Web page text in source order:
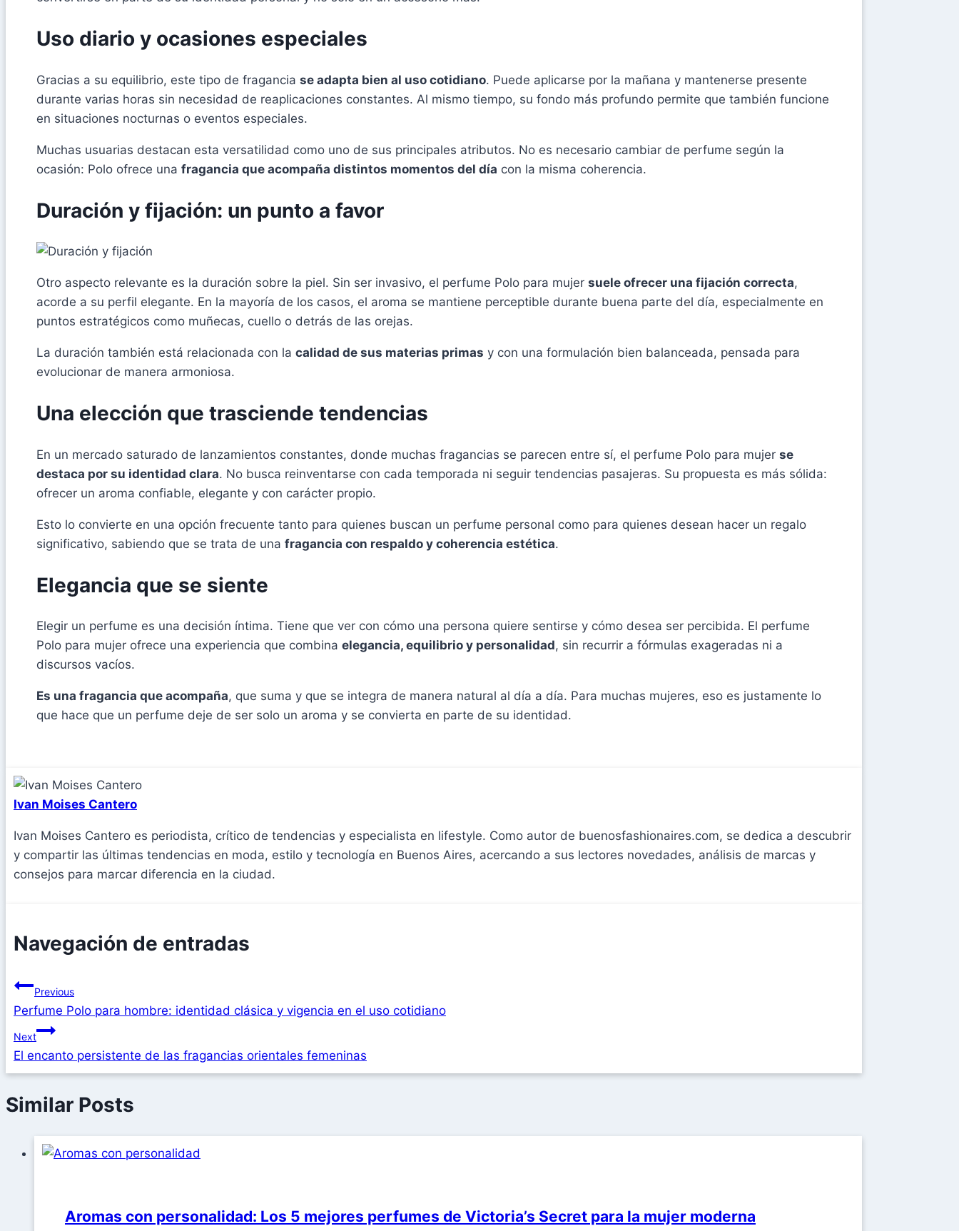
Uso diario y ocasiones especiales
Gracias a su equilibrio, este tipo de fragancia se adapta bien al uso cotidiano. Puede aplicarse por la mañana y mantenerse presente
durante varias horas sin necesidad de reaplicaciones constantes. Al mismo tiempo, su fondo más profundo permite que también funcione
en situaciones nocturnas o eventos especiales.
Muchas usuarias destacan esta versatilidad como uno de sus principales atributos. No es necesario cambiar de perfume según la
ocasión: Polo ofrece una fragancia que acompaña distintos momentos del día con la misma coherencia.
Duración y fijación: un punto a favor
Otro aspecto relevante es la duración sobre la piel. Sin ser invasivo, el perfume Polo para mujer suele ofrecer una fijación correcta,
acorde a su perfil elegante. En la mayoría de los casos, el aroma se mantiene perceptible durante buena parte del día, especialmente en
puntos estratégicos como muñecas, cuello o detrás de las orejas.
La duración también está relacionada con la calidad de sus materias primas y con una formulación bien balanceada, pensada para
evolucionar de manera armoniosa.
Una elección que trasciende tendencias
En un mercado saturado de lanzamientos constantes, donde muchas fragancias se parecen entre sí, el perfume Polo para mujer se
destaca por su identidad clara. No busca reinventarse con cada temporada ni seguir tendencias pasajeras. Su propuesta es más sólida:
ofrecer un aroma confiable, elegante y con carácter propio.
Esto lo convierte en una opción frecuente tanto para quienes buscan un perfume personal como para quienes desean hacer un regalo
significativo, sabiendo que se trata de una fragancia con respaldo y coherencia estética.
Elegancia que se siente
Elegir un perfume es una decisión íntima. Tiene que ver con cómo una persona quiere sentirse y cómo desea ser percibida. El perfume
Polo para mujer ofrece una experiencia que combina elegancia, equilibrio y personalidad, sin recurrir a fórmulas exageradas ni a
discursos vacíos.
Es una fragancia que acompaña, que suma y que se integra de manera natural al día a día. Para muchas mujeres, eso es justamente lo
que hace que un perfume deje de ser solo un aroma y se convierta en parte de su identidad.
Ivan Moises Cantero
Ivan Moises Cantero es periodista, crítico de tendencias y especialista en lifestyle. Como autor de buenosfashionaires.com, se dedica a descubrir
y compartir las últimas tendencias en moda, estilo y tecnología en Buenos Aires, acercando a sus lectores novedades, análisis de marcas y
consejos para marcar diferencia en la ciudad.
Navegación de entradas
Previous
Perfume Polo para hombre: identidad clásica y vigencia en el uso cotidiano
Next
El encanto persistente de las fragancias orientales femeninas
Similar Posts
Aromas con personalidad: Los 5 mejores perfumes de Victoria’s Secret para la mujer moderna